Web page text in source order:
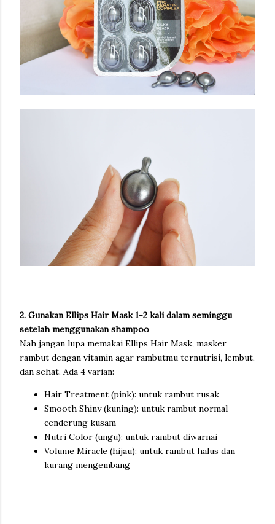
2. Gunakan Ellips Hair Mask 1-2 kali dalam seminggu
setelah menggunakan shampoo
Nah jangan lupa memakai Ellips Hair Mask, masker
rambut dengan vitamin agar rambutmu ternutrisi, lembut,
dan sehat. Ada 4 varian:
Hair Treatment (pink): untuk rambut rusak
Smooth Shiny (kuning): untuk rambut normal
cenderung kusam
Nutri Color (ungu): untuk rambut diwarnai
Volume Miracle (hijau): untuk rambut halus dan
kurang mengembang